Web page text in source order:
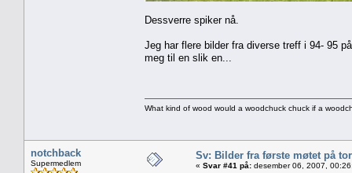
Dessverre spiker nå.
Jeg har flere bilder fra diverse treff i 94- 95
meg til en slik en...
What kind of wood would a woodchuck chuck if a
notchback
Supermedlem
Sv: Bilder fra første møtet på
« Svar #41 på: desember 06, 2007,